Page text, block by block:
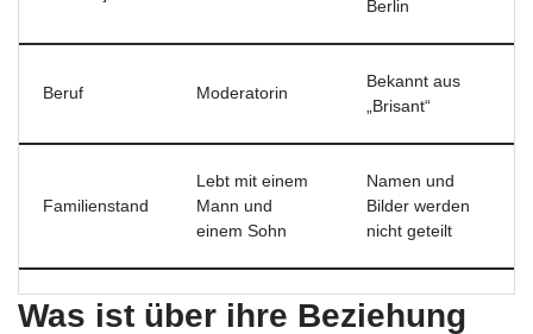
Berlin
Beruf Moderatorin
Bekannt aus
„Brisant“
Familienstand
Lebt mit einem
Mann und
einem Sohn
Namen und
Bilder werden
nicht geteilt
Was ist über ihre Beziehung